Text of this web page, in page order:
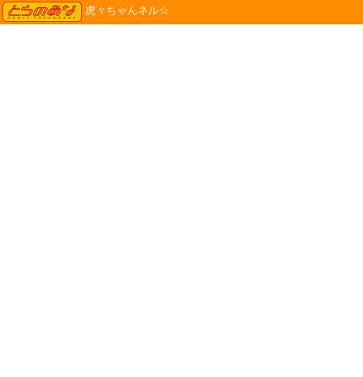
TORANOANA
虎々ちゃんネル☆